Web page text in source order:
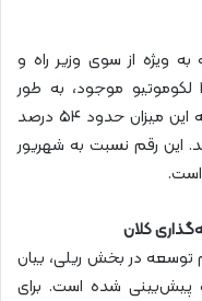
ویژه از سوی وزیر راه و
شهرسازی صورت گرفت، از مجموع ۱۰۳۴ لکوموتیو موجود، به طور
متوسط ۵۶۳ دستگاه فعال شده است که این میزان حدود ۵۴ درصد
این رقم نسبت به شهریور
کلان
توسعه در بخش ریلی، بیان
تامین ۵۵۰ لکوموتیو پیش‌بینی شده است. برای